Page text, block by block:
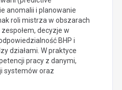
anomalii i planowanie
roli mistrza w obszarach
decyzje w
BHP i
działami. W praktyce
pracy z danymi,
systemów oraz